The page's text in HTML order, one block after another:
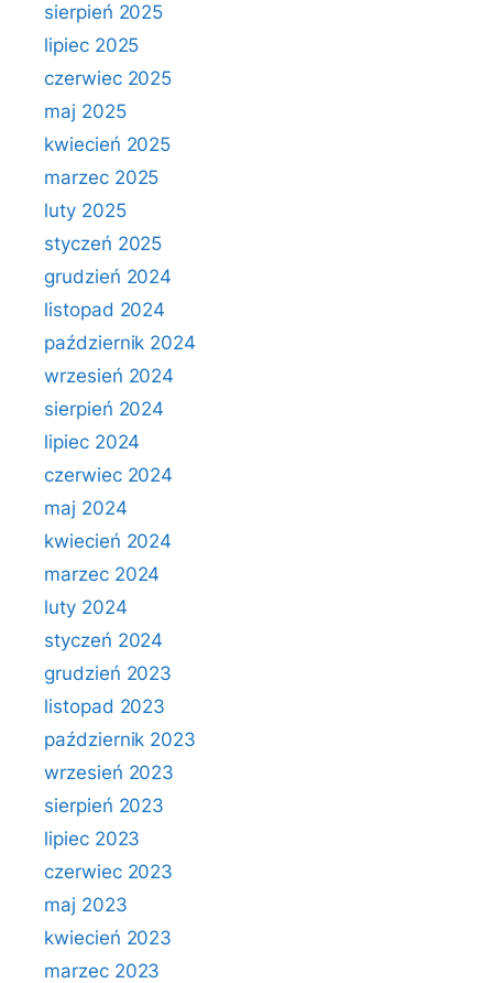
sierpień 2025
lipiec 2025
czerwiec 2025
maj 2025
kwiecień 2025
marzec 2025
luty 2025
styczeń 2025
grudzień 2024
listopad 2024
październik 2024
wrzesień 2024
sierpień 2024
lipiec 2024
czerwiec 2024
maj 2024
kwiecień 2024
marzec 2024
luty 2024
styczeń 2024
grudzień 2023
listopad 2023
październik 2023
wrzesień 2023
sierpień 2023
lipiec 2023
czerwiec 2023
maj 2023
kwiecień 2023
marzec 2023